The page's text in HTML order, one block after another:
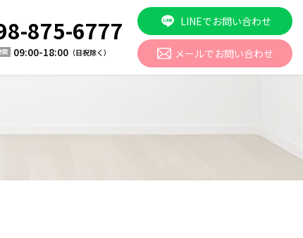
875-6777
間 09:00-18:00 （日祝除く）
LINEでお問い合わせ
メールでお問い合わせ